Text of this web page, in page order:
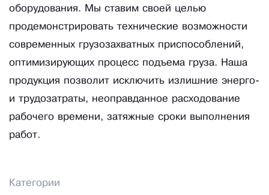
оборудования. Мы ставим своей целью
продемонстрировать технические возможности
современных грузозахватных приспособлений,
оптимизирующих процесс подъема груза. Наша
продукция позволит исключить излишние энерго-
и трудозатраты, неоправданное расходование
рабочего времени, затяжные сроки выполнения
работ.
Категории